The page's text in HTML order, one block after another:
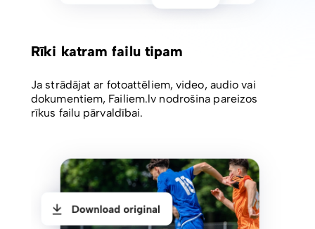
Rīki katram failu tipam
Ja strādājat ar fotoattēliem, video, audio vai
dokumentiem, Failiem.lv nodrošina pareizos
rīkus failu pārvaldībai.